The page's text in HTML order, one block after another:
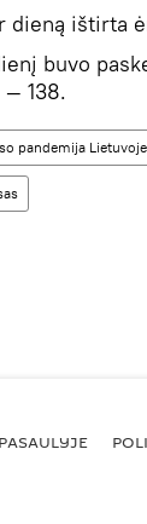
dieną ištirta
buvo
138.
pandemija
PASAULYJE